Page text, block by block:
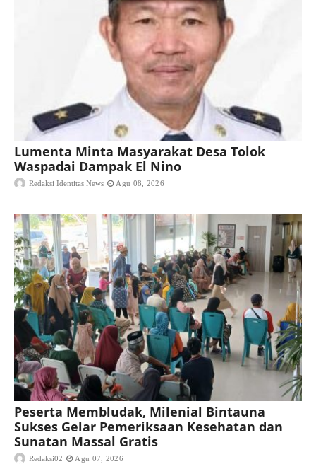
Lumenta Minta Masyarakat Desa Tolok
Waspadai Dampak El Nino
Redaksi Identitas News Agu 08, 2026
Peserta Membludak, Milenial Bintauna
Sukses Gelar Pemeriksaan Kesehatan dan
Sunatan Massal Gratis
Redaksi02 Agu 07, 2026